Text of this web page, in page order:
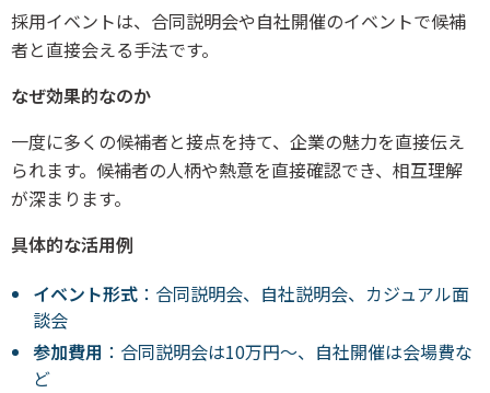
採用イベントは、合同説明会や自社開催のイベントで候補
者と直接会える手法です。
なぜ効果的なのか
一度に多くの候補者と接点を持て、企業の魅力を直接伝え
られます。候補者の人柄や熱意を直接確認でき、相互理解
が深まります。
具体的な活用例
イベント形式 ：合同説明会、自社説明会、カジュアル面
談会
参加費用 ：合同説明会は10万円～、自社開催は会場費な
ど